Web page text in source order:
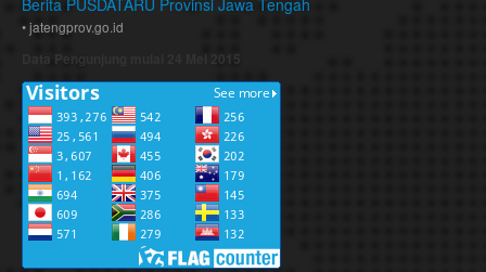
Berita PUSDATARU Provinsi Jawa Tengah
• jatengprov.go.id
Data Pengunjung mulai 24 Mei 2015